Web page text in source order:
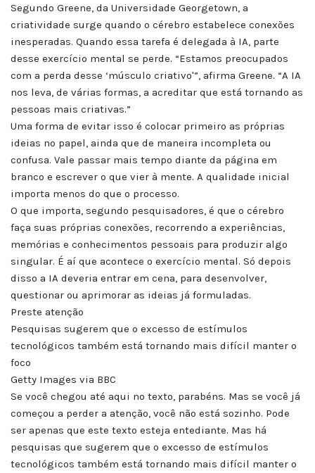
Segundo Greene, da Universidade Georgetown, a
criatividade surge quando o cérebro estabelece conexões
inesperadas. Quando essa tarefa é delegada à IA, parte
desse exercício mental se perde. “Estamos preocupados
com a perda desse ‘músculo criativo'”, afirma Greene. “A IA
nos leva, de várias formas, a acreditar que está tornando as
pessoas mais criativas.”
Uma forma de evitar isso é colocar primeiro as próprias
ideias no papel, ainda que de maneira incompleta ou
confusa. Vale passar mais tempo diante da página em
branco e escrever o que vier à mente. A qualidade inicial
importa menos do que o processo.
O que importa, segundo pesquisadores, é que o cérebro
faça suas próprias conexões, recorrendo a experiências,
memórias e conhecimentos pessoais para produzir algo
singular. É aí que acontece o exercício mental. Só depois
disso a IA deveria entrar em cena, para desenvolver,
questionar ou aprimorar as ideias já formuladas.
Preste atenção
Pesquisas sugerem que o excesso de estímulos
tecnológicos também está tornando mais difícil manter o
foco
Getty Images via BBC
Se você chegou até aqui no texto, parabéns. Mas se você já
começou a perder a atenção, você não está sozinho. Pode
ser apenas que este texto esteja entediante. Mas há
pesquisas que sugerem que o excesso de estímulos
tecnológicos também está tornando mais difícil manter o